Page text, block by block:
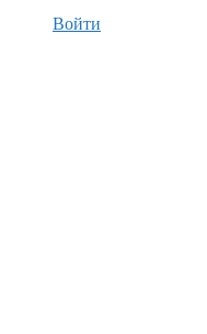
Войти